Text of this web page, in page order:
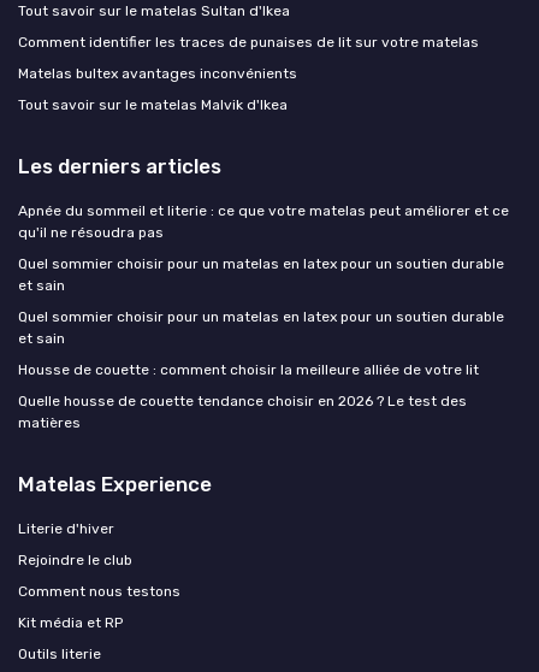
Tout savoir sur le matelas Sultan d'Ikea
Comment identifier les traces de punaises de lit sur votre matelas
Matelas bultex avantages inconvénients
Tout savoir sur le matelas Malvik d'Ikea
Les derniers articles
Apnée du sommeil et literie : ce que votre matelas peut améliorer et ce
qu'il ne résoudra pas
Quel sommier choisir pour un matelas en latex pour un soutien durable
et sain
Quel sommier choisir pour un matelas en latex pour un soutien durable
et sain
Housse de couette : comment choisir la meilleure alliée de votre lit
Quelle housse de couette tendance choisir en 2026 ? Le test des
matières
Matelas Experience
Literie d'hiver
Rejoindre le club
Comment nous testons
Kit média et RP
Outils literie